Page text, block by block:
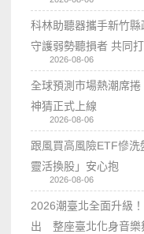
科林助聽器攜手新竹
守護弱勢聽損者 共同
2026-08-06
全球預測市場熱潮席
神猜正式上線
2026-08-06
跟風買高風險ETF慘
靈活換股」安心抱
2026-08-06
2026潮臺北全面升級
出 整座臺北化身音樂